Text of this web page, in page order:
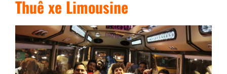
Thuê xe Limousine